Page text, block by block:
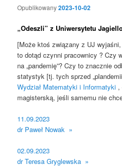
Opublikowany2023-10-02
„Odeszli” z Uniwersytetu
[Może ktoś związany z UJ
to dotąd czynni pracownicy ? Czy
na „pandemię”? Czy to znacznie
statystyk [tj. tych sprzed
Wydział Matematyki i Informatyki ,
magisterską, jeśli samemu nie
11.09.2023
dr Paweł Nowak »
02.09.2023
dr Teresa Gryglewska »